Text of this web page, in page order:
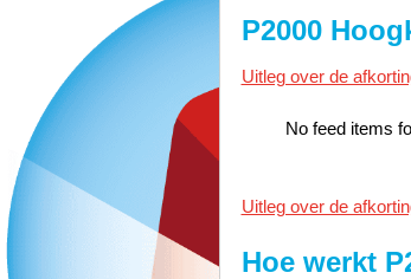
P2000
Uitleg over de
No feed items
Uitleg over de
Hoe werkt